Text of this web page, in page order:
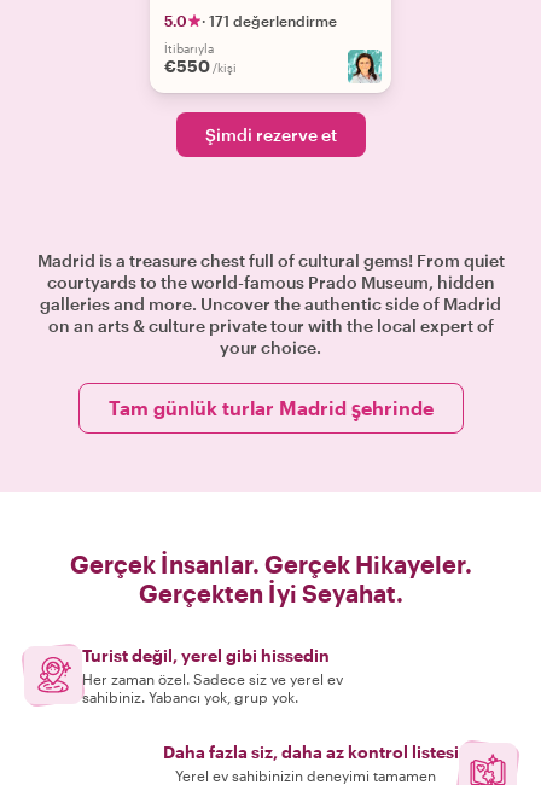
5.0 · 171 değerlendirme
İtibarıyla
€550 /kişi
Şimdi rezerve et
Madrid is a treasure chest full of cultural gems! From quiet
courtyards to the world-famous Prado Museum, hidden
galleries and more. Uncover the authentic side of Madrid
on an arts & culture private tour with the local expert of
your choice.
Tam günlük turlar Madrid şehrinde
Gerçek İnsanlar. Gerçek Hikayeler.
Gerçekten İyi Seyahat.
Turist değil, yerel gibi hissedin
Her zaman özel. Sadece siz ve yerel ev
sahibiniz. Yabancı yok, grup yok.
Daha fazla siz, daha az kontrol listesi
Yerel ev sahibinizin deneyimi tamamen